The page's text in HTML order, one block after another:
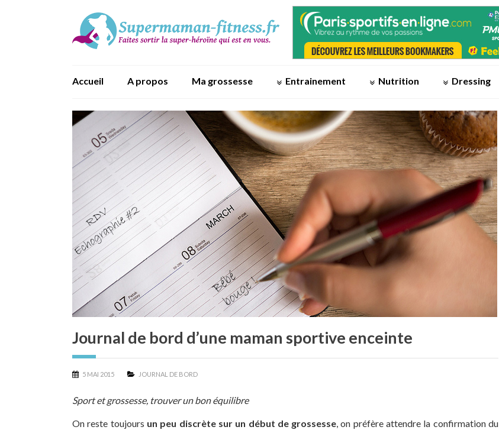
Accueil A propos Ma grossesse Entrainement Nutrition Dressing
Journal de bord d’une maman sportive enceinte
5 MAI 2015 JOURNAL DE BORD
Sport et grossesse, trouver un bon équilibre
On reste toujours un peu discrète sur un début de grossesse, on préfère attendre la confirmation du